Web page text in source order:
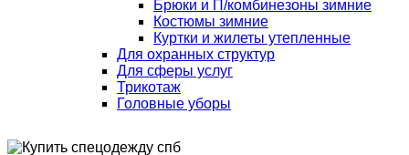
Брюки и П/комбинезоны зимние
Костюмы зимние
Куртки и жилеты утепленные
Для охранных структур
Для сферы услуг
Трикотаж
Головные уборы